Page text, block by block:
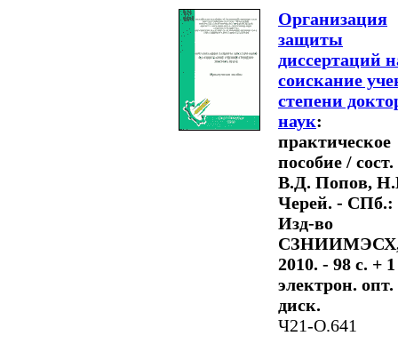
Организация
защиты
диссертаций
соискание
степени
наук:
практическое
пособие / сост.
В.Д. Попов,
Черей. - СПб.:
Изд-во
2010. - 98 с. + 1
электрон. опт.
диск.
Ч21-О.641